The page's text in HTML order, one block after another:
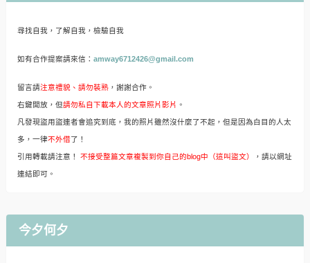
尋找自我，了解自我，檢驗自我
如有合作提案請來信： amway6712426@gmail.com
留言請注意禮貌、請勿裝熟，謝謝合作。
右鍵開放，但請勿私自下載本人的文章照片影片 。
凡發現盜用盜連者會追究到底，我的照片雖然沒什麼了不起，但是因為白目的人太
多，一律不外借了！
引用轉載請注意！ 不接受整篇文章複製到你自己的blog中（這叫盜文） ，請以網址
連結即可。
今夕何夕